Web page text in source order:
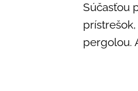
Súčasťou
pergolou.